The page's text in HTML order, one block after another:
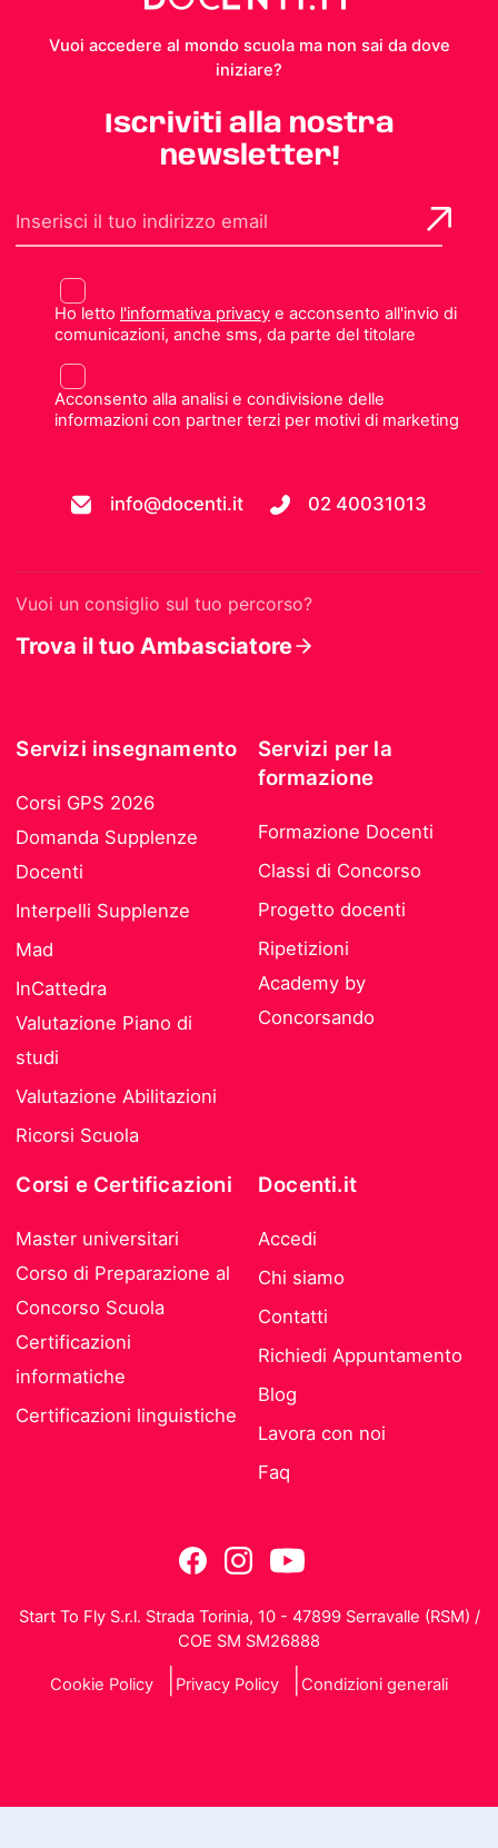
Vuoi accedere al mondo scuola ma non sai da dove
iniziare?
Iscriviti alla nostra
newsletter!
Ho letto l'informativa privacye acconsento all'invio di
comunicazioni, anche sms, da parte del titolare
Acconsento alla analisi e condivisione delle
informazioni con partner terzi per motivi di marketing
info@docenti.it 02 40031013
Vuoi un consiglio sul tuo percorso?
Trova il tuo Ambasciatore
Servizi insegnamento
Corsi GPS 2026
Domanda Supplenze
Docenti
Interpelli Supplenze
Mad
InCattedra
Valutazione Piano di
studi
Valutazione Abilitazioni
Ricorsi Scuola
Servizi per la
formazione
Formazione Docenti
Classi di Concorso
Progetto docenti
Ripetizioni
Academy by
Concorsando
Corsi e Certificazioni
Master universitari
Corso di Preparazione al
Concorso Scuola
Certificazioni
informatiche
Certificazioni linguistiche
Docenti.it
Accedi
Chi siamo
Contatti
Richiedi Appuntamento
Blog
Lavora con noi
Faq
Start To Fly S.r.l. Strada Torinia, 10 - 47899 Serravalle (RSM) /
COE SM SM26888
Cookie Policy Privacy Policy Condizioni generali